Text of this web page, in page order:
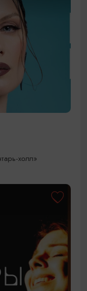
холл»